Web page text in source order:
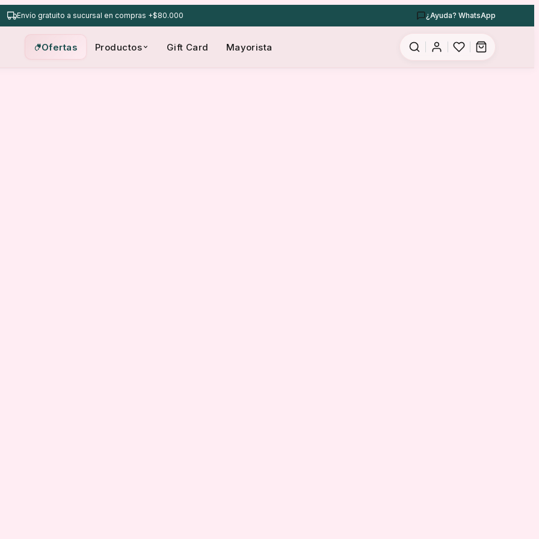
Envío gratuito a sucursal en compras +$80.000 ¿Ayuda? WhatsApp
Ofertas Productos Gift Card Mayorista